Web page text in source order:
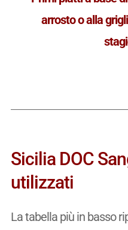
arrosto o alla
Sicilia DOC
utilizzati
La tabella più in basso